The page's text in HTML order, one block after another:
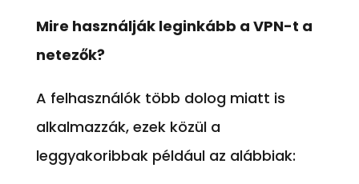
Mire használják leginkább a VPN-t a
netezők?
A felhasználók több dolog miatt is
alkalmazzák, ezek közül a
leggyakoribbak például az alábbiak: